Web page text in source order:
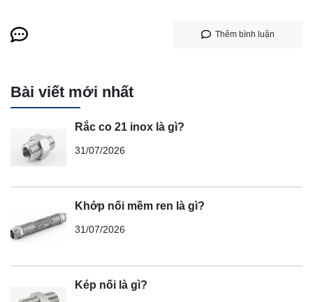
Thêm bình luận
Bài viết mới nhất
Rắc co 21 inox là gì?
31/07/2026
Khớp nối mềm ren là gì?
31/07/2026
Kép nối là gì?